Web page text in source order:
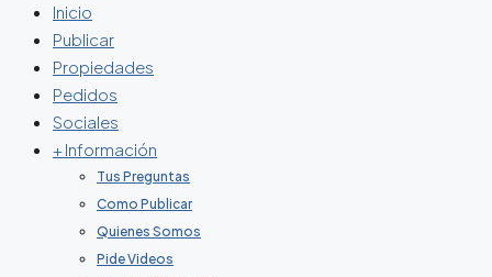
Inicio
Publicar
Propiedades
Pedidos
Sociales
+ Información
Tus Preguntas
Como Publicar
Quienes Somos
Pide Videos